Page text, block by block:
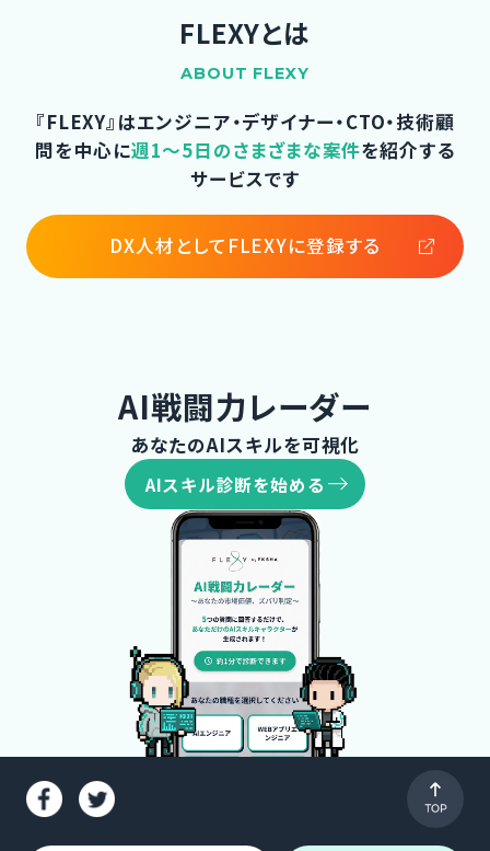
FLEXYとは
ABOUT FLEXY
『FLEXY』はエンジニア・デザイナー・CTO・技術顧
問を中心に週1～5日のさまざまな案件を紹介する
サービスです
DX人材としてFLEXYに登録する
AI戦闘力レーダー
あなたのAIスキルを可視化
AIスキル診断を始める